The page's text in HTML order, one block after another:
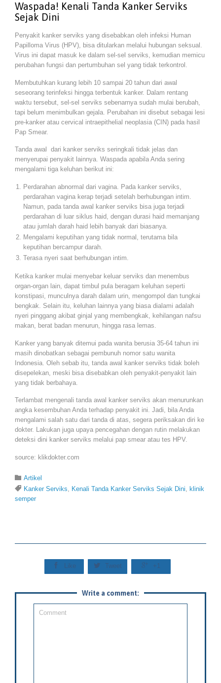
Waspada! Kenali Tanda Kanker Serviks
Sejak Dini
Penyakit kanker serviks yang disebabkan oleh infeksi Human
Papilloma Virus (HPV), bisa ditularkan melalui hubungan seksual.
Virus ini dapat masuk ke dalam sel-sel serviks, kemudian memicu
perubahan fungsi dan pertumbuhan sel yang tidak terkontrol.
Membutuhkan kurang lebih 10 sampai 20 tahun dari awal
seseorang terinfeksi hingga terbentuk kanker. Dalam rentang
waktu tersebut, sel-sel serviks sebenarnya sudah mulai berubah,
tapi belum menimbulkan gejala. Perubahan ini disebut sebagai lesi
pre-kanker atau cervical intraepithelial neoplasia (CIN) pada hasil
Pap Smear.
Tanda awal dari kanker serviks seringkali tidak jelas dan
menyerupai penyakit lainnya. Waspada apabila Anda sering
mengalami tiga keluhan berikut ini:
Perdarahan abnormal dari vagina. Pada kanker serviks,
perdarahan vagina kerap terjadi setelah berhubungan intim.
Namun, pada tanda awal kanker serviks bisa juga terjadi
perdarahan di luar siklus haid, dengan durasi haid memanjang
atau jumlah darah haid lebih banyak dari biasanya.
Mengalami keputihan yang tidak normal, terutama bila
keputihan bercampur darah.
Terasa nyeri saat berhubungan intim.
Ketika kanker mulai menyebar keluar serviks dan menembus
organ-organ lain, dapat timbul pula beragam keluhan seperti
konstipasi, munculnya darah dalam urin, mengompol dan tungkai
bengkak. Selain itu, keluhan lainnya yang biasa dialami adalah
nyeri pinggang akibat ginjal yang membengkak, kehilangan nafsu
makan, berat badan menurun, hingga rasa lemas.
Kanker yang banyak ditemui pada wanita berusia 35-64 tahun ini
masih dinobatkan sebagai pembunuh nomor satu wanita
Indonesia. Oleh sebab itu, tanda awal kanker serviks tidak boleh
disepelekan, meski bisa disebabkan oleh penyakit-penyakit lain
yang tidak berbahaya.
Terlambat mengenali tanda awal kanker serviks akan menurunkan
angka kesembuhan Anda terhadap penyakit ini. Jadi, bila Anda
mengalami salah satu dari tanda di atas, segera periksakan diri ke
dokter. Lakukan juga upaya pencegahan dengan rutin melakukan
deteksi dini kanker serviks melalui pap smear atau tes HPV.
source: klikdokter.com
 Category
Artikel
 Tags
Kanker Serviks, Kenali Tanda Kanker Serviks Sejak Dini, klinik
semper
 Like  Tweet  +1
Write a comment: